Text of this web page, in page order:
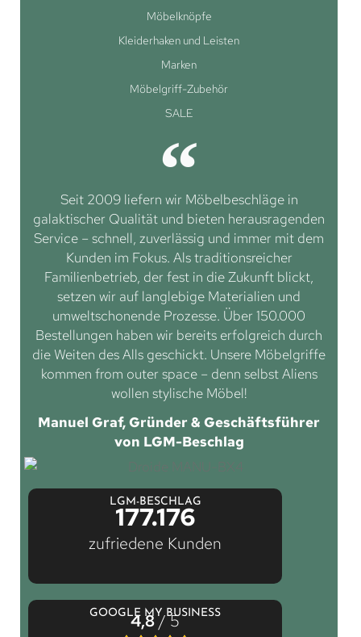
Möbelknöpfe
Kleiderhaken und Leisten
Marken
Möbelgriff-Zubehör
SALE
Seit 2009 liefern wir Möbelbeschläge in
galaktischer Qualität und bieten herausragenden
Service – schnell, zuverlässig und immer mit dem
Kunden im Fokus. Als traditionsreicher
Familienbetrieb, der fest in die Zukunft blickt,
setzen wir auf langlebige Materialien und
umweltschonende Prozesse. Über 150.000
Bestellungen haben wir bereits erfolgreich durch
die Weiten des Alls geschickt. Unsere Möbelgriffe
kommen from outer space – denn selbst Aliens
wollen stylische Möbel!
Manuel Graf, Gründer & Geschäftsführer
von LGM-Beschlag
LGM-BESCHLAG
177.176
zufriedene Kunden
GOOGLE MY BUSINESS
4,8/ 5